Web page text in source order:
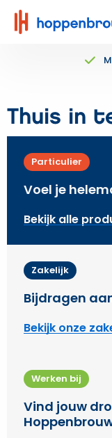
Hoppenbrouwers
|
Thuis in
Particulier
Voel je
Bekijk alle
Zakelijk
Bijdragen
Bekijk onze
Werken bij
Vind jouw